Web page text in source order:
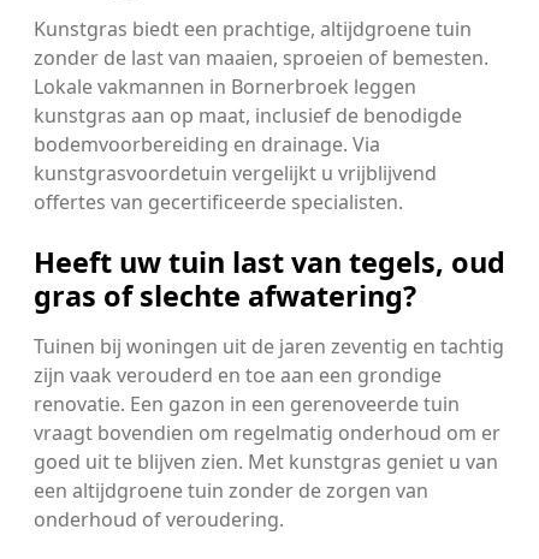
Kunstgras biedt een prachtige, altijdgroene tuin
zonder de last van maaien, sproeien of bemesten.
Lokale vakmannen in Bornerbroek leggen
kunstgras aan op maat, inclusief de benodigde
bodemvoorbereiding en drainage. Via
kunstgrasvoordetuin vergelijkt u vrijblijvend
offertes van gecertificeerde specialisten.
Heeft uw tuin last van tegels, oud
gras of slechte afwatering?
Tuinen bij woningen uit de jaren zeventig en tachtig
zijn vaak verouderd en toe aan een grondige
renovatie. Een gazon in een gerenoveerde tuin
vraagt bovendien om regelmatig onderhoud om er
goed uit te blijven zien. Met kunstgras geniet u van
een altijdgroene tuin zonder de zorgen van
onderhoud of veroudering.